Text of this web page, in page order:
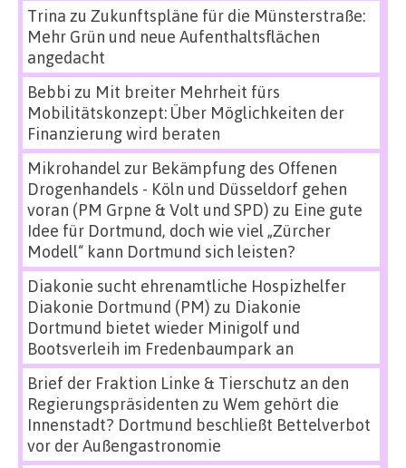
Trina zu Zukunftspläne für die Münsterstraße:
Mehr Grün und neue Aufenthaltsflächen
angedacht
Bebbi zu Mit breiter Mehrheit fürs
Mobilitätskonzept: Über Möglichkeiten der
Finanzierung wird beraten
Mikrohandel zur Bekämpfung des Offenen
Drogenhandels - Köln und Düsseldorf gehen
voran (PM Grpne & Volt und SPD) zu Eine gute
Idee für Dortmund, doch wie viel „Zürcher
Modell“ kann Dortmund sich leisten?
Diakonie sucht ehrenamtliche Hospizhelfer
Diakonie Dortmund (PM) zu Diakonie
Dortmund bietet wieder Minigolf und
Bootsverleih im Fredenbaumpark an
Brief der Fraktion Linke & Tierschutz an den
Regierungspräsidenten zu Wem gehört die
Innenstadt? Dortmund beschließt Bettelverbot
vor der Außengastronomie